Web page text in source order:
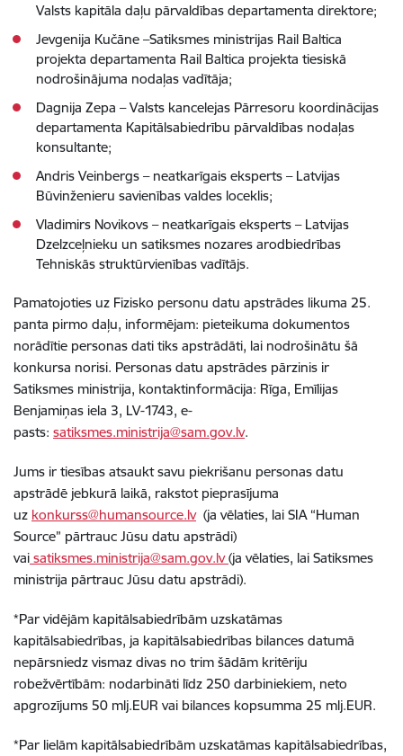
Valsts kapitāla daļu pārvaldības departamenta direktore;
Jevgenija Kučāne –Satiksmes ministrijas Rail Baltica
projekta departamenta Rail Baltica projekta tiesiskā
nodrošinājuma nodaļas vadītāja;
Dagnija Zepa – Valsts kancelejas Pārresoru koordinācijas
departamenta Kapitālsabiedrību pārvaldības nodaļas
konsultante;
Andris Veinbergs – neatkarīgais eksperts – Latvijas
Būvinženieru savienības valdes loceklis;
Vladimirs Novikovs – neatkarīgais eksperts – Latvijas
Dzelzceļnieku un satiksmes nozares arodbiedrības
Tehniskās struktūrvienības vadītājs.
Pamatojoties uz Fizisko personu datu apstrādes likuma 25.
panta pirmo daļu, informējam: pieteikuma dokumentos
norādītie personas dati tiks apstrādāti, lai nodrošinātu šā
konkursa norisi. Personas datu apstrādes pārzinis ir
Satiksmes ministrija, kontaktinformācija: Rīga, Emīlijas
Benjamiņas iela 3, LV-1743, e-
pasts: satiksmes.ministrija@sam.gov.lv.
Jums ir tiesības atsaukt savu piekrišanu personas datu
apstrādē jebkurā laikā, rakstot pieprasījuma
uz konkurss@humansource.lv(ja vēlaties, lai SIA “Human
Source” pārtrauc Jūsu datu apstrādi)
vai satiksmes.ministrija@sam.gov.lv(ja vēlaties, lai Satiksmes
ministrija pārtrauc Jūsu datu apstrādi).
*Par vidējām kapitālsabiedrībām uzskatāmas
kapitālsabiedrības, ja kapitālsabiedrības bilances datumā
nepārsniedz vismaz divas no trim šādām kritēriju
robežvērtībām: nodarbināti līdz 250 darbiniekiem, neto
apgrozījums 50 mlj.EUR vai bilances kopsumma 25 mlj.EUR.
*Par lielām kapitālsabiedrībām uzskatāmas kapitālsabiedrības,